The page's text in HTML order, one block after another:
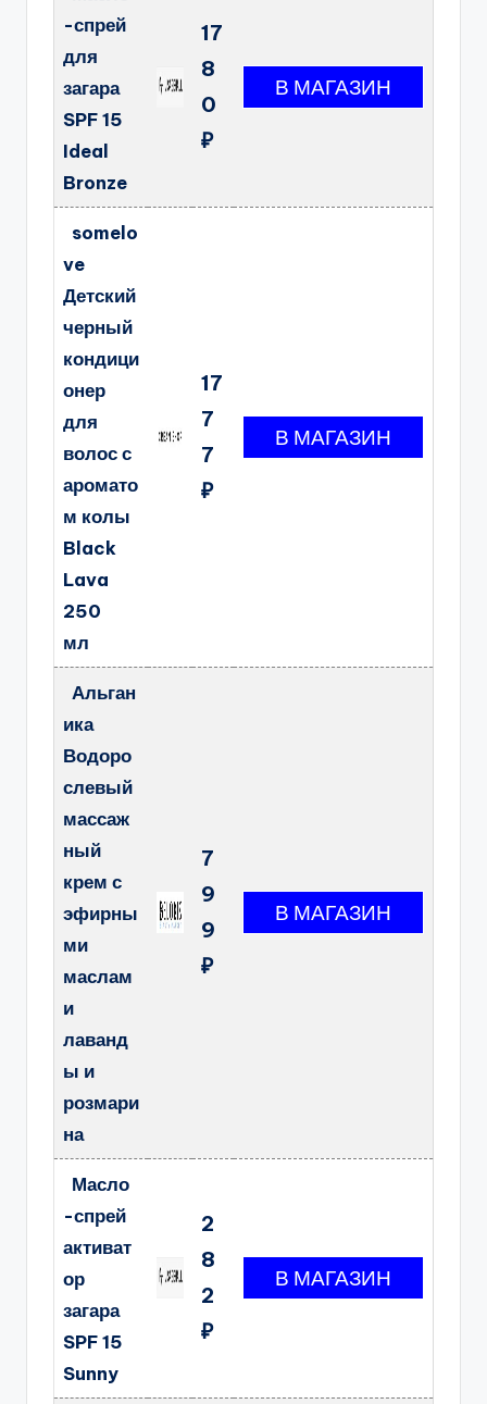
-спрей
для
загара
SPF 15
Ideal
Bronze
17
8
0
₽
somelo
ve
Детский
черный
кондици
онер
для
волос с
аромато
м колы
Black
Lava
250
мл
17
7
7
₽
Альган
ика
Водоро
слевый
массаж
ный
крем с
эфирны
ми
маслам
и
лаванд
ы и
розмари
на
7
9
9
₽
Масло
-спрей
активат
ор
загара
SPF 15
Sunny
2
8
2
₽